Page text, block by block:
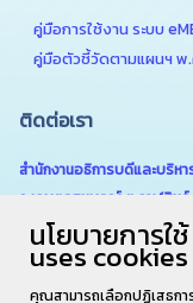
คู่มือการใช้งาน ระบบ
คู่มือตัวชี้วัดตามแผนฯ พ
ติดต่อเรา
สำนักงานอธิการบดีและบริห
ถ.เกษตรสมบูรณ์ ต.กาฬสินธุ์
6180
นโยบายการใ
uses cookies
คุณสามารถเลือกปฏิเสธก